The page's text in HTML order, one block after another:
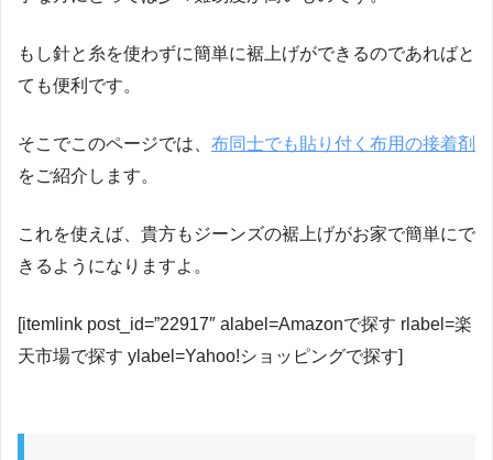
もし針と糸を使わずに簡単に裾上げができるのであればと
ても便利です。
そこでこのページでは、 布同士でも貼り付く布用の接着剤
をご紹介します。
これを使えば、貴方もジーンズの裾上げがお家で簡単にで
きるようになりますよ。
[itemlink post_id=”22917″ alabel=Amazonで探す rlabel=楽
天市場で探す ylabel=Yahoo!ショッピングで探す]